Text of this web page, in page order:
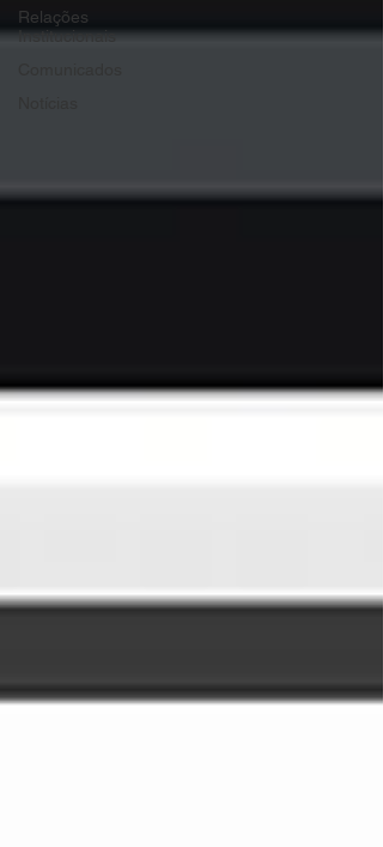
Relações
Institucionais